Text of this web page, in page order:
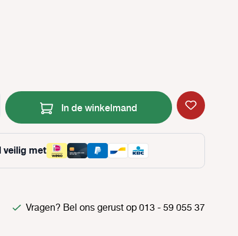
Producthoeveelheid: Voer de
In de winkelmand
veilig met
Vragen? Bel ons gerust op 013 - 59 055 37